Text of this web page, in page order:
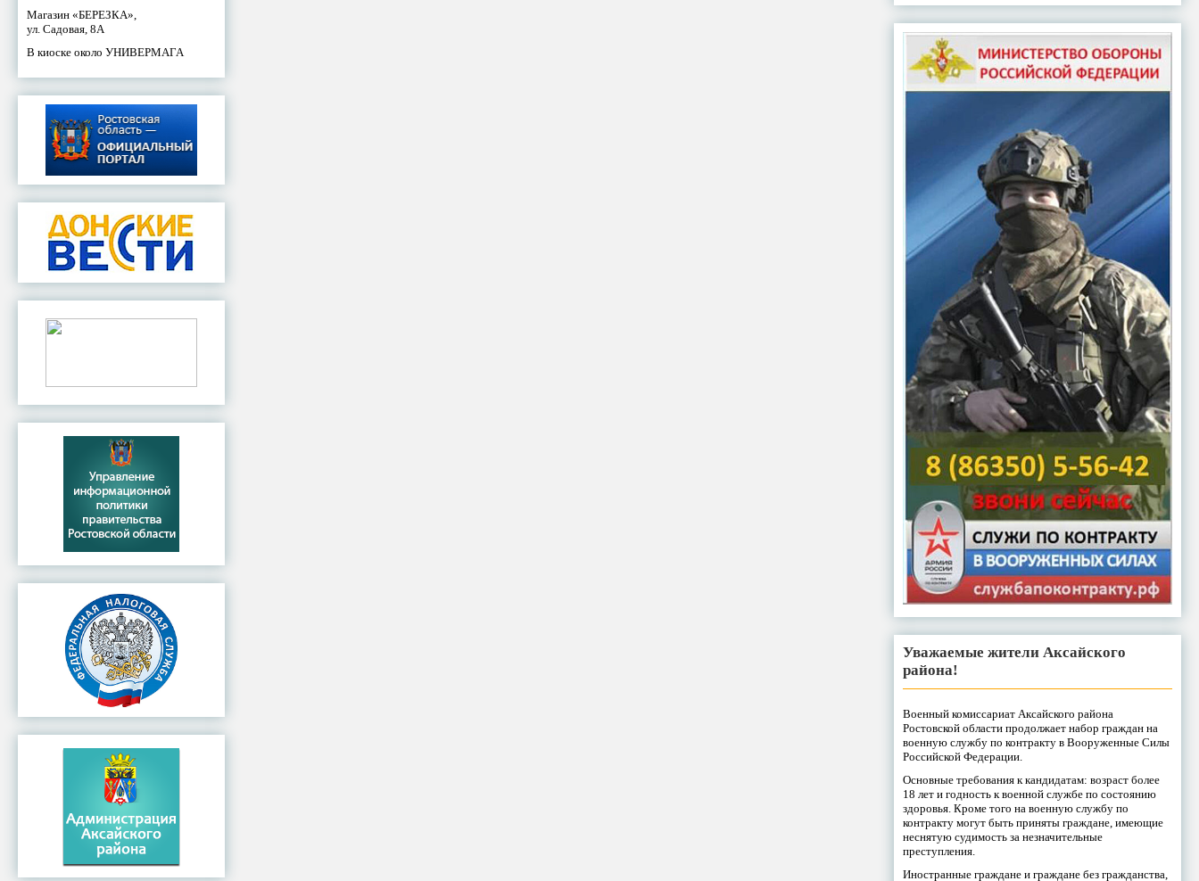
Магазин «БЕРЕЗКА»,
ул. Садовая, 8А
В киоске около УНИВЕРМАГА
Уважаемые жители Аксайского
района!
Военный комиссариат Аксайского района
Ростовской области продолжает набор граждан на
военную службу по контракту в Вооруженные Силы
Российской Федерации.
Основные требования к кандидатам: возраст более
18 лет и годность к военной службе по состоянию
здоровья. Кроме того на военную службу по
контракту могут быть приняты граждане, имеющие
неснятую судимость за незначительные
преступления.
Иностранные граждане и граждане без гражданства,